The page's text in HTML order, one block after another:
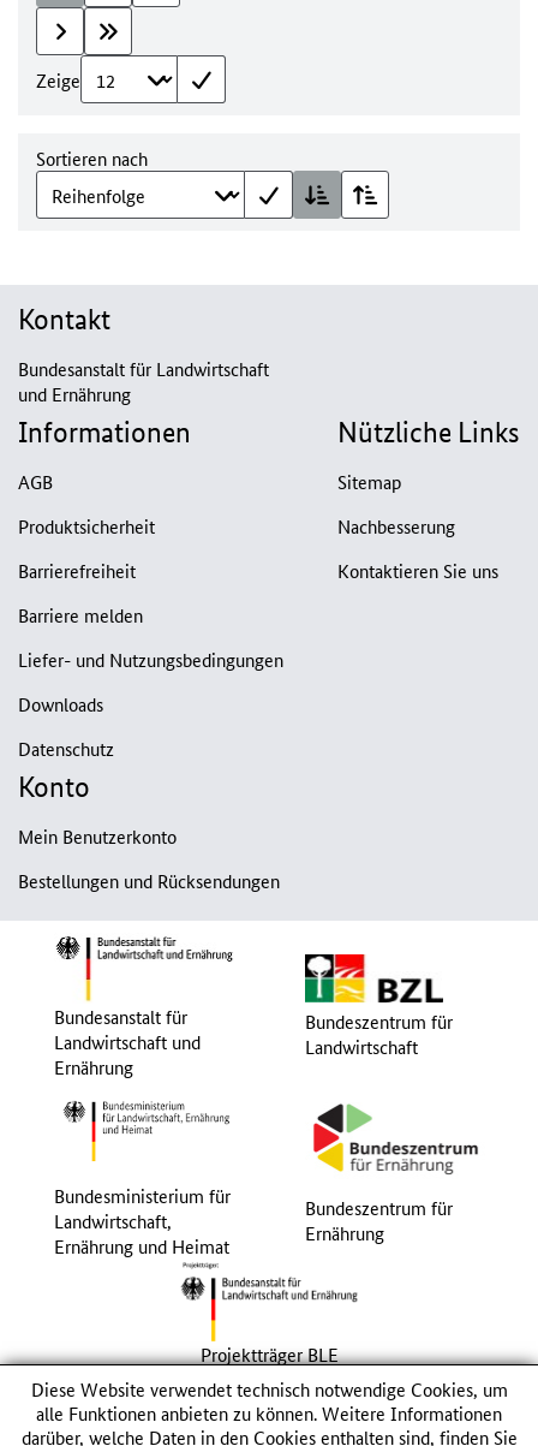
Zeige
Sortieren nach
Kontakt
Bundesanstalt für Landwirtschaft
und Ernährung
Informationen
AGB
Produktsicherheit
Barrierefreiheit
Barriere melden
Liefer- und Nutzungsbedingungen
Downloads
Datenschutz
Nützliche Links
Sitemap
Nachbesserung
Kontaktieren Sie uns
Konto
Mein Benutzerkonto
Bestellungen und Rücksendungen
Bundesanstalt für
Landwirtschaft und
Ernährung
Bundeszentrum für
Landwirtschaft
Bundesministerium für
Landwirtschaft,
Ernährung und Heimat
Bundeszentrum für
Ernährung
Projektträger BLE
© 2026 Bundesanstalt für Landwirtschaft und Ernährung
Diese Website verwendet technisch notwendige Cookies, um
alle Funktionen anbieten zu können. Weitere Informationen
darüber, welche Daten in den Cookies enthalten sind, finden Sie